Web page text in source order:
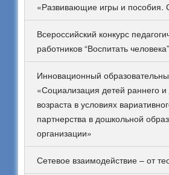
«Развивающие игры и пособия.
Всероссийский конкурс
работников “Воспитать человека”
Инновационный
«Социализация детей раннего
возраста в условиях
партнерства в дошкольной
организации»
Сетевое взаимодействие – от